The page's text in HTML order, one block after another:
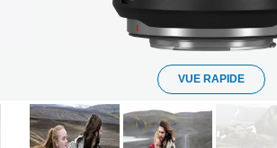
VUE RAPIDE